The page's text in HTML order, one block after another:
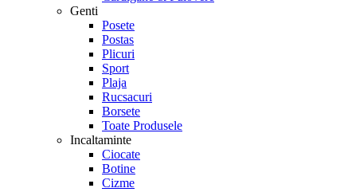
Genti
Posete
Postas
Plicuri
Sport
Plaja
Rucsacuri
Borsete
Toate Produsele
Incaltaminte
Ciocate
Botine
Cizme